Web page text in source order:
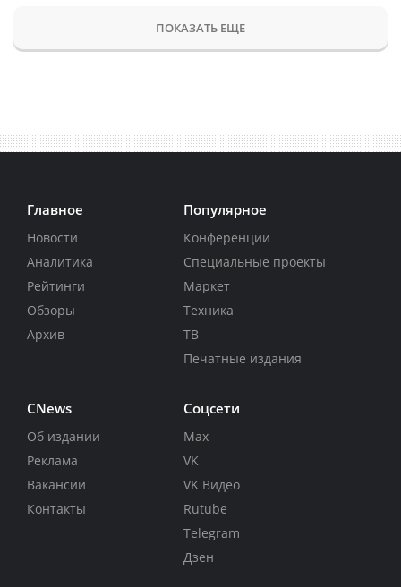
ПОКАЗАТЬ ЕЩЕ
Главное
Новости
Аналитика
Рейтинги
Обзоры
Архив
Популярное
Конференции
Специальные проекты
Маркет
Техника
ТВ
Печатные издания
CNews
Об издании
Реклама
Вакансии
Контакты
Соцсети
Max
VK
VK Видео
Rutube
Telegram
Дзен